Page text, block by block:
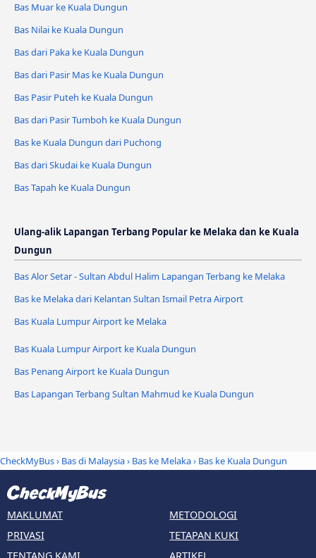
Bas Muar ke Kuala Dungun
Bas Nilai ke Kuala Dungun
Bas dari Paka ke Kuala Dungun
Bas dari Pasir Mas ke Kuala Dungun
Bas Pasir Puteh ke Kuala Dungun
Bas dari Pasir Tumboh ke Kuala Dungun
Bas ke Kuala Dungun dari Puchong
Bas dari Skudai ke Kuala Dungun
Bas Tapah ke Kuala Dungun
Ulang-alik Lapangan Terbang Popular ke Melaka dan ke Kuala
Dungun
Bas Alor Setar - Sultan Abdul Halim Lapangan Terbang ke Melaka
Bas ke Melaka dari Kelantan Sultan Ismail Petra Airport
Bas Kuala Lumpur Airport ke Melaka
Bas Kuala Lumpur Airport ke Kuala Dungun
Bas Penang Airport ke Kuala Dungun
Bas Lapangan Terbang Sultan Mahmud ke Kuala Dungun
CheckMyBus› Bas di Malaysia› Bas ke Melaka› Bas ke Kuala Dungun
MAKLUMAT
PRIVASI
METODOLOGI
TETAPAN KUKI